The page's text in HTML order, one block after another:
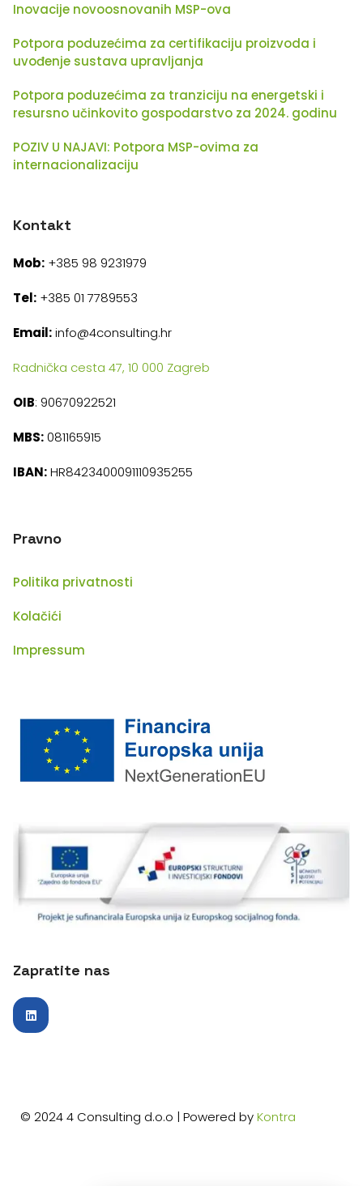
Inovacije novoosnovanih MSP-ova
Potpora poduzećima za certifikaciju proizvoda i
uvođenje sustava upravljanja
Potpora poduzećima za tranziciju na energetski i
resursno učinkovito gospodarstvo za 2024. godinu
POZIV U NAJAVI: Potpora MSP-ovima za
internacionalizaciju
Kontakt
Mob: +385 98 9231979
Tel: +385 01 7789553
Email:info@4consulting.hr
Radnička cesta 47, 10 000 Zagreb
OIB: 90670922521
MBS:081165915
IBAN:HR8423400091110935255
Pravno
Politika privatnosti
Kolačići
Impressum
Zapratite nas
© 2024 4 Consulting d.o.o | Powered byKontra